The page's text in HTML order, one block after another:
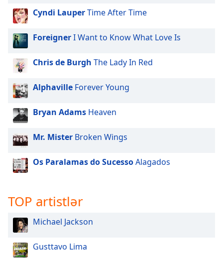
Cyndi LauperTime After Time
ForeignerI Want to Know What Love Is
Chris de Burgh The Lady In Red
Alphaville Forever Young
Bryan Adams Heaven
Mr. Mister Broken Wings
Os Paralamas do SucessoAlagados
TOP artistlər
Michael Jackson
Gusttavo Lima